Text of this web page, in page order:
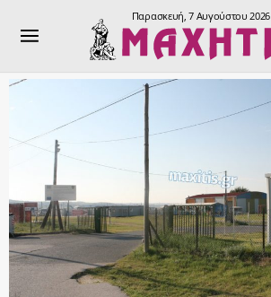
Παρασκευή, 7 Αυγούστου 2026